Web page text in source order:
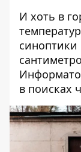
И хоть в
в поисках